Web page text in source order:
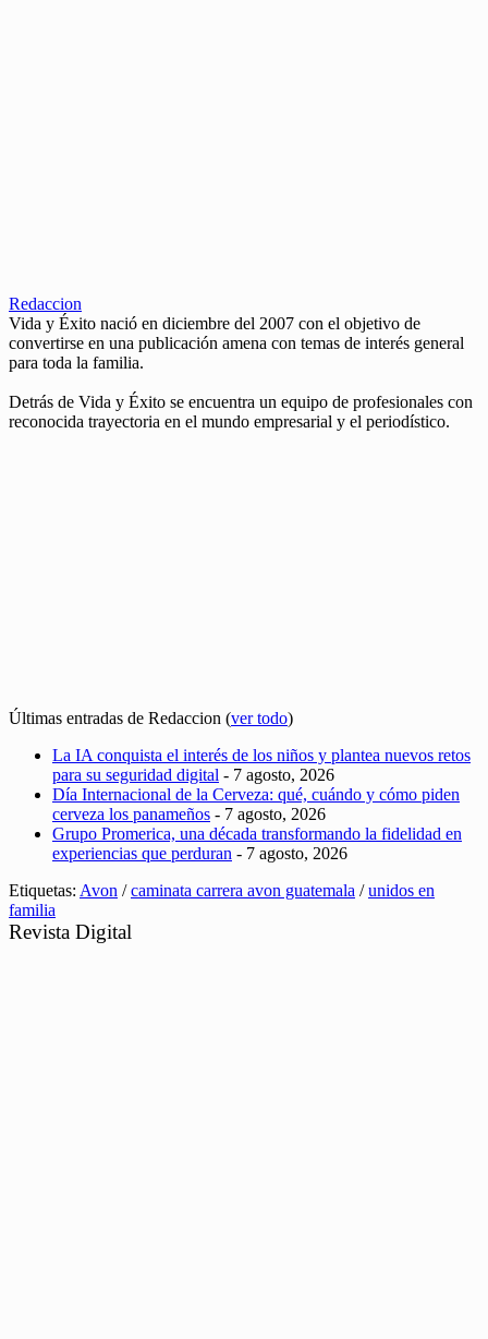
Redaccion
Vida y Éxito nació en diciembre del 2007 con el objetivo de
convertirse en una publicación amena con temas de interés general
para toda la familia.
Detrás de Vida y Éxito se encuentra un equipo de profesionales con
reconocida trayectoria en el mundo empresarial y el periodístico.
Últimas entradas de Redaccion (ver todo)
La IA conquista el interés de los niños y plantea nuevos retos
para su seguridad digital - 7 agosto, 2026
Día Internacional de la Cerveza: qué, cuándo y cómo piden
cerveza los panameños - 7 agosto, 2026
Grupo Promerica, una década transformando la fidelidad en
experiencias que perduran - 7 agosto, 2026
Etiquetas: Avon /caminata carrera avon guatemala /unidos en
familia
Revista Digital